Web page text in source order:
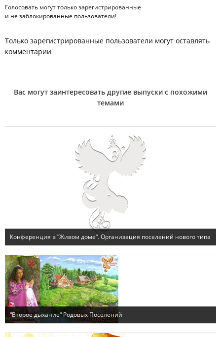
Голосовать могут только зарегистрированные
и не заблокированные пользователи!
Только зарегистрированные пользователи могут оставлять
комментарии.
Вас могут заинтересовать другие выпуски с похожими
темами